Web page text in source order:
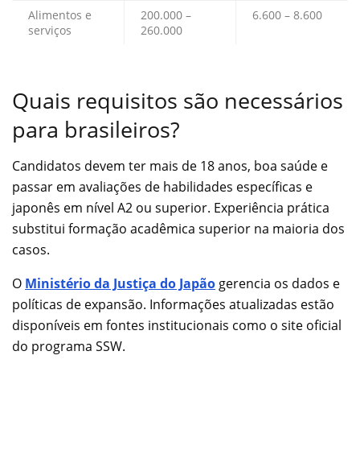
Alimentos e
serviços
200.000 –
260.000
6.600 – 8.600
Quais requisitos são necessários
para brasileiros?
Candidatos devem ter mais de 18 anos, boa saúde e
passar em avaliações de habilidades específicas e
japonês em nível A2 ou superior. Experiência prática
substitui formação acadêmica superior na maioria dos
casos.
O Ministério da Justiça do Japão gerencia os dados e
políticas de expansão. Informações atualizadas estão
disponíveis em fontes institucionais como o site oficial
do programa SSW.